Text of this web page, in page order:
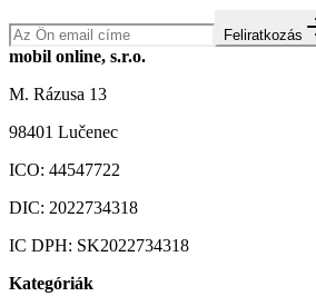
Feliratkozás
mobil online, s.r.o.
M. Rázusa 13
98401 Lučenec
ICO: 44547722
DIC: 2022734318
IC DPH: SK2022734318
Kategóriák